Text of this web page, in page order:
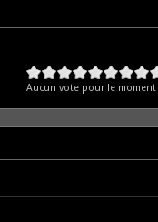
Aucun vote pour le moment